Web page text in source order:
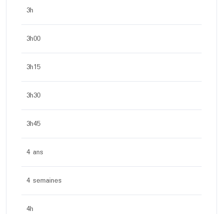
3h
3h00
3h15
3h30
3h45
4 ans
4 semaines
4h